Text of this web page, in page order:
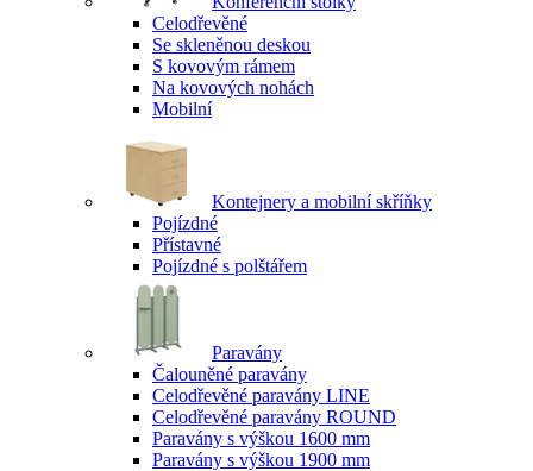
Celodřevěné
Se skleněnou deskou
S kovovým rámem
Na kovových nohách
Mobilní
Kontejnery a mobilní skříňky
Pojízdné
Přístavné
Pojízdné s polštářem
Paravány
Čalouněné paravány
Celodřevěné paravány LINE
Celodřevěné paravány ROUND
Paravány s výškou 1600 mm
Paravány s výškou 1900 mm